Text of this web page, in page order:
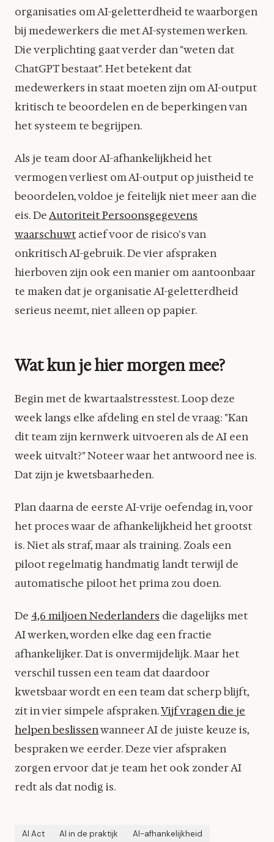
organisaties om AI-geletterdheid te waarborgen
bij medewerkers die met AI-systemen werken.
Die verplichting gaat verder dan "weten dat
ChatGPT bestaat". Het betekent dat
medewerkers in staat moeten zijn om AI-output
kritisch te beoordelen en de beperkingen van
het systeem te begrijpen.
Als je team door AI-afhankelijkheid het
vermogen verliest om AI-output op juistheid te
beoordelen, voldoe je feitelijk niet meer aan die
eis. DeAutoriteit Persoonsgegevens
waarschuwt actief voor de risico's van
onkritisch AI-gebruik. De vier afspraken
hierboven zijn ook een manier om aantoonbaar
te maken dat je organisatie AI-geletterdheid
serieus neemt, niet alleen op papier.
Wat kun je hier morgen mee?
Begin met de kwartaalstresstest. Loop deze
week langs elke afdeling en stel de vraag: "Kan
dit team zijn kernwerk uitvoeren als de AI een
week uitvalt?" Noteer waar het antwoord nee is.
Dat zijn je kwetsbaarheden.
Plan daarna de eerste AI-vrije oefendag in, voor
het proces waar de afhankelijkheid het grootst
is. Niet als straf, maar als training. Zoals een
piloot regelmatig handmatig landt terwijl de
automatische piloot het prima zou doen.
De 4,6 miljoen Nederlanders die dagelijks met
AI werken, worden elke dag een fractie
afhankelijker. Dat is onvermijdelijk. Maar het
verschil tussen een team dat daardoor
kwetsbaar wordt en een team dat scherp blijft,
zit in vier simpele afspraken.Vijf vragen die je
helpen beslissenwanneer AI de juiste keuze is,
bespraken we eerder. Deze vier afspraken
zorgen ervoor dat je team het ook zonder AI
redt als dat nodig is.
AI Act AI in de praktijk AI-afhankelijkheid